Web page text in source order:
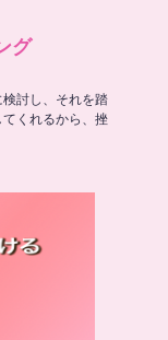
グ
討し、それを踏
くれるから、挫